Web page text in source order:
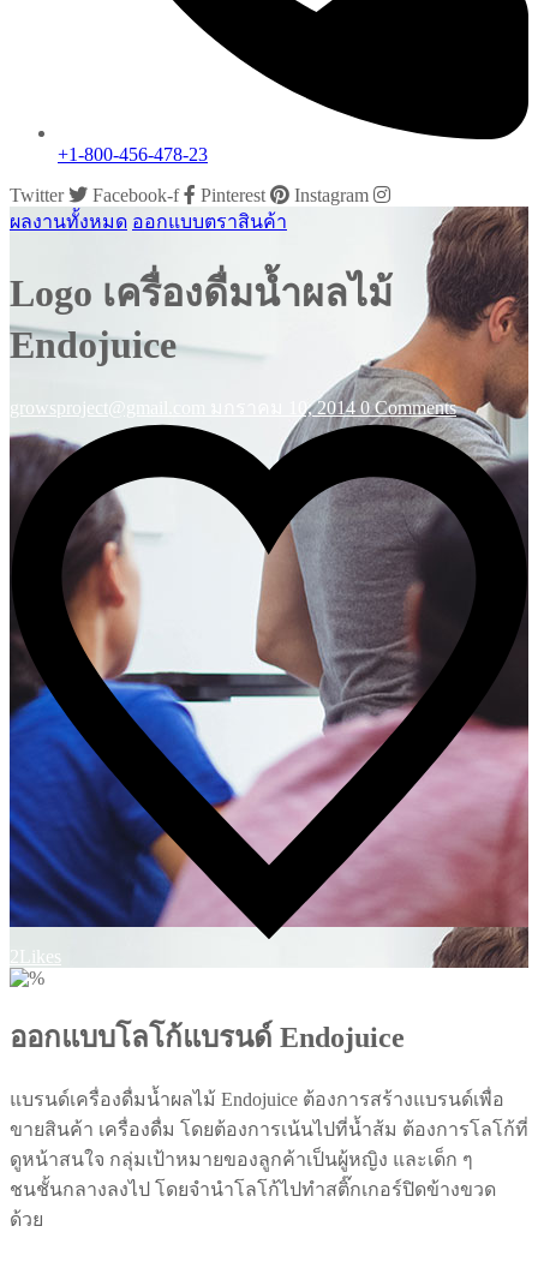
+1-800-456-478-23
Twitter
Facebook-f Pinterest
Instagram
ผลงานทั้งหมด ออกแบบตราสินค้า
Logo เครื่องดื่มน้ำผลไม้
Endojuice
growsproject@gmail.com มกราคม 10, 20140 Comments
2Likes
ออกแบบโลโก้แบรนด์ Endojuice
แบรนด์เครื่องดื่มน้ำผลไม้ Endojuice ต้องการสร้างแบรนด์เพื่อ
ขายสินค้า เครื่องดื่ม โดยต้องการเน้นไปที่น้ำส้ม ต้องการโลโก้ที่
ดูหน้าสนใจ กลุ่มเป้าหมายของลูกค้าเป็นผู้หญิง และเด็ก ๆ
ชนชั้นกลางลงไป โดยจำนำโลโก้ไปทำสติ๊กเกอร์ปิดข้างขวด
ด้วย